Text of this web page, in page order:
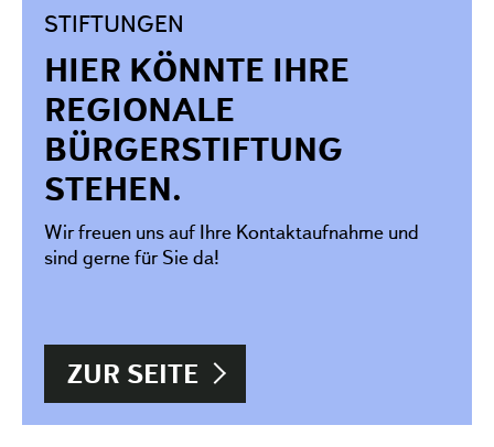
STIFTUNGEN
HIER KÖNNTE IHRE
REGIONALE
BÜRGERSTIFTUNG
STEHEN.
Wir freuen uns auf Ihre Kontaktaufnahme und
sind gerne für Sie da!
ZUR SEITE